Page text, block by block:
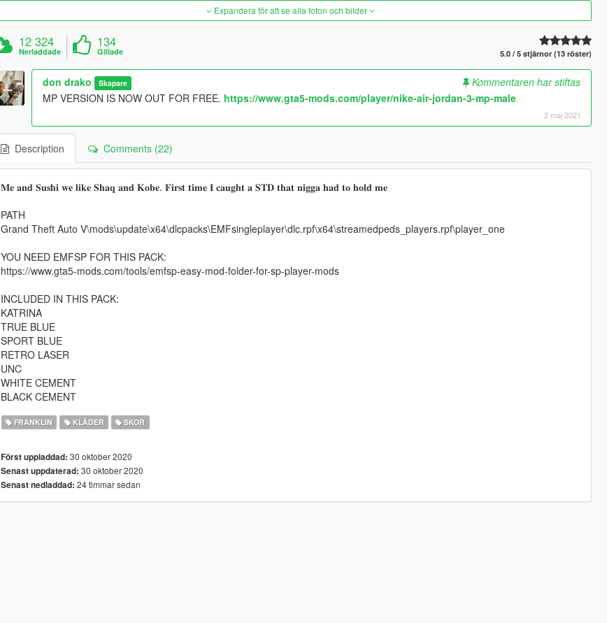
Expandera för att se alla foton och bilder
12 324
Nerladdade
134
Gillade 5.0 / 5 stjärnor (13 röster)
don drako Skapare
Kommentaren har stiftas
MP VERSION IS NOW OUT FOR FREE. https://www.gta5-mods.com/player/nike-air-jordan-3-mp-male
2 maj 2021
Description Comments (22)
𝐌𝐞 𝐚𝐧𝐝 𝐒𝐮𝐬𝐡𝐢 𝐰𝐞 𝐥𝐢𝐤𝐞 𝐒𝐡𝐚𝐪 𝐚𝐧𝐝 𝐊𝐨𝐛𝐞. 𝐅𝐢𝐫𝐬𝐭 𝐭𝐢𝐦𝐞 𝐈 𝐜𝐚𝐮𝐠𝐡𝐭 𝐚 𝐒𝐓𝐃 𝐭𝐡𝐚𝐭 𝐧𝐢𝐠𝐠𝐚 𝐡𝐚𝐝 𝐭𝐨 𝐡𝐨𝐥𝐝 𝐦𝐞
PATH
Grand Theft Auto V\mods\update\x64\dlcpacks\EMFsingleplayer\dlc.rpf\x64\streamedpeds_players.rpf\player_one
YOU NEED EMFSP FOR THIS PACK:
https://www.gta5-mods.com/tools/emfsp-easy-mod-folder-for-sp-player-mods
INCLUDED IN THIS PACK:
KATRINA
TRUE BLUE
SPORT BLUE
RETRO LASER
UNC
WHITE CEMENT
BLACK CEMENT
FRANKLIN KLÄDER SKOR
Först uppladdad: 30 oktober 2020
Senast uppdaterad: 30 oktober 2020
Senast nedladdad: 24 timmar sedan